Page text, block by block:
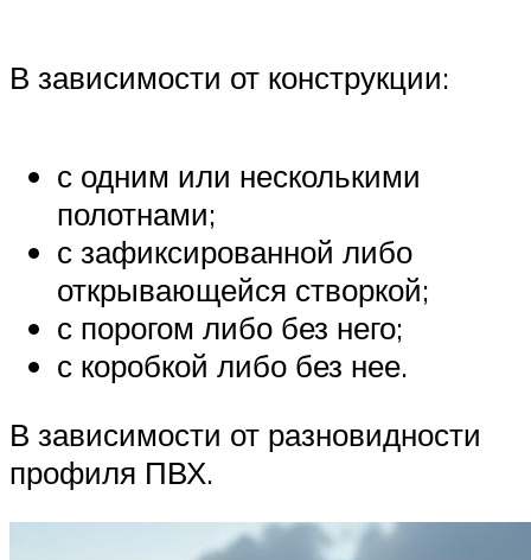
В зависимости от конструкции:
с одним или несколькими
полотнами;
с зафиксированной либо
открывающейся створкой;
с порогом либо без него;
с коробкой либо без нее.
В зависимости от разновидности
профиля ПВХ.